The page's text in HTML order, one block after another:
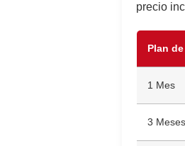
precio
Plan
1 Mes
3 Meses